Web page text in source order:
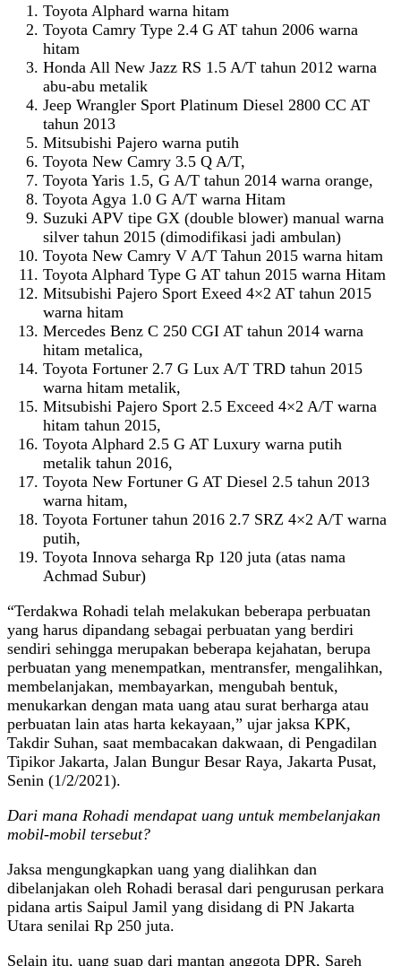
Toyota Alphard warna hitam
Toyota Camry Type 2.4 G AT tahun 2006 warna
hitam
Honda All New Jazz RS 1.5 A/T tahun 2012 warna
abu-abu metalik
Jeep Wrangler Sport Platinum Diesel 2800 CC AT
tahun 2013
Mitsubishi Pajero warna putih
Toyota New Camry 3.5 Q A/T,
Toyota Yaris 1.5, G A/T tahun 2014 warna orange,
Toyota Agya 1.0 G A/T warna Hitam
Suzuki APV tipe GX (double blower) manual warna
silver tahun 2015 (dimodifikasi jadi ambulan)
Toyota New Camry V A/T Tahun 2015 warna hitam
Toyota Alphard Type G AT tahun 2015 warna Hitam
Mitsubishi Pajero Sport Exeed 4×2 AT tahun 2015
warna hitam
Mercedes Benz C 250 CGI AT tahun 2014 warna
hitam metalica,
Toyota Fortuner 2.7 G Lux A/T TRD tahun 2015
warna hitam metalik,
Mitsubishi Pajero Sport 2.5 Exceed 4×2 A/T warna
hitam tahun 2015,
Toyota Alphard 2.5 G AT Luxury warna putih
metalik tahun 2016,
Toyota New Fortuner G AT Diesel 2.5 tahun 2013
warna hitam,
Toyota Fortuner tahun 2016 2.7 SRZ 4×2 A/T warna
putih,
Toyota Innova seharga Rp 120 juta (atas nama
Achmad Subur)
“Terdakwa Rohadi telah melakukan beberapa perbuatan
yang harus dipandang sebagai perbuatan yang berdiri
sendiri sehingga merupakan beberapa kejahatan, berupa
perbuatan yang menempatkan, mentransfer, mengalihkan,
membelanjakan, membayarkan, mengubah bentuk,
menukarkan dengan mata uang atau surat berharga atau
perbuatan lain atas harta kekayaan,” ujar jaksa KPK,
Takdir Suhan, saat membacakan dakwaan, di Pengadilan
Tipikor Jakarta, Jalan Bungur Besar Raya, Jakarta Pusat,
Senin (1/2/2021).
Dari mana Rohadi mendapat uang untuk membelanjakan
mobil-mobil tersebut?
Jaksa mengungkapkan uang yang dialihkan dan
dibelanjakan oleh Rohadi berasal dari pengurusan perkara
pidana artis Saipul Jamil yang disidang di PN Jakarta
Utara senilai Rp 250 juta.
Selain itu, uang suap dari mantan anggota DPR, Sareh